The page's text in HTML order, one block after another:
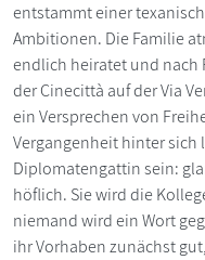
entstammt einer
Ambitionen. Die Familie
endlich heiratet und nach
der Cinecittà auf der Via
ein Versprechen von
Vergangenheit hinter sich
Diplomatengattin sein:
höflich. Sie wird die
niemand wird ein Wort
ihr Vorhaben zunächst